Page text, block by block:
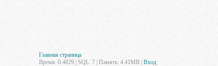
Главная страница
Время: 0.4829 | SQL: 7 | Память: 4.41MB Вход